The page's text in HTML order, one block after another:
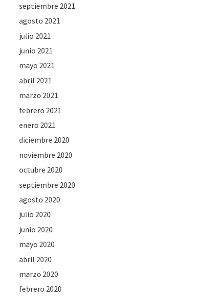
septiembre 2021
agosto 2021
julio 2021
junio 2021
mayo 2021
abril 2021
marzo 2021
febrero 2021
enero 2021
diciembre 2020
noviembre 2020
octubre 2020
septiembre 2020
agosto 2020
julio 2020
junio 2020
mayo 2020
abril 2020
marzo 2020
febrero 2020